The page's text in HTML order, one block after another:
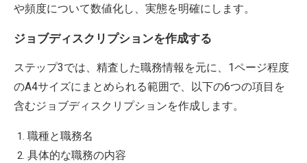
や頻度について数値化し、実態を明確にします。
ジョブディスクリプションを作成する
ステップ3では、精査した職務情報を元に、1ページ程度
のA4サイズにまとめられる範囲で、以下の6つの項目を
含むジョブディスクリプションを作成します。
職種と職務名
具体的な職務の内容